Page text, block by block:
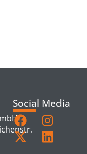
Social Media